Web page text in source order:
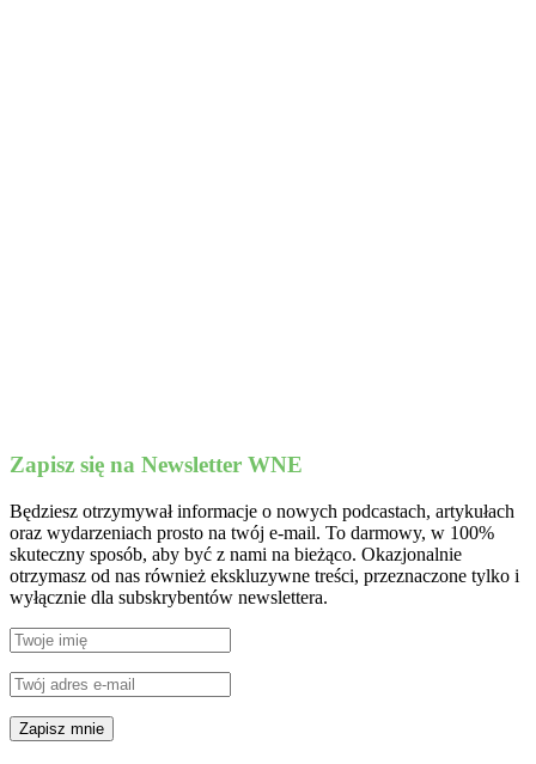
Zapisz się na Newsletter WNE
Będziesz otrzymywał informacje o nowych podcastach, artykułach
oraz wydarzeniach prosto na twój e-mail. To darmowy, w 100%
skuteczny sposób, aby być z nami na bieżąco. Okazjonalnie
otrzymasz od nas również ekskluzywne treści, przeznaczone tylko i
wyłącznie dla subskrybentów newslettera.